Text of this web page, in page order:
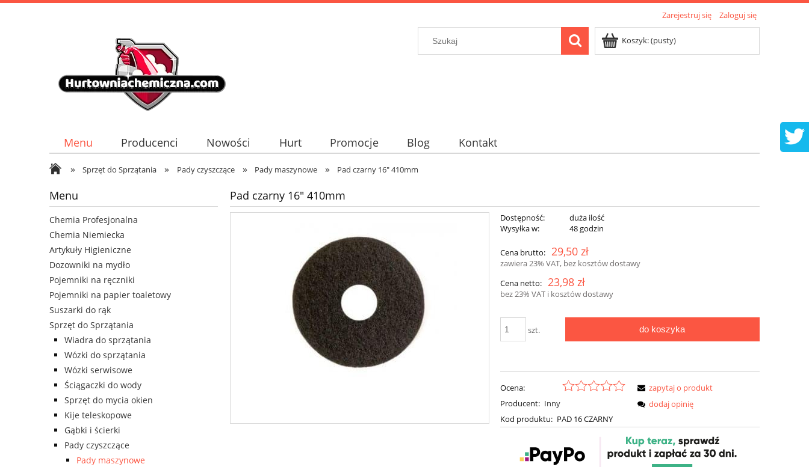
Zarejestruj się Zaloguj się
Koszyk:(pusty)
Menu Producenci Nowości Hurt Promocje Blog Kontakt
» Sprzęt do Sprzątania » Pady czyszczące » Pady maszynowe » Pad czarny 16" 410mm
Menu
Chemia Profesjonalna
Chemia Niemiecka
Artykuły Higieniczne
Dozowniki na mydło
Pojemniki na ręczniki
Pojemniki na papier toaletowy
Suszarki do rąk
Sprzęt do Sprzątania
Wiadra do sprzątania
Wózki do sprzątania
Wózki serwisowe
Ściągaczki do wody
Sprzęt do mycia okien
Kije teleskopowe
Gąbki i ścierki
Pady czyszczące
Pady maszynowe
Pad czarny 16" 410mm
Dostępność:
duża ilość
Wysyłka w:
48 godzin
Cena brutto: 29,50 zł
zawiera 23% VAT, bez kosztów dostawy
Cena netto: 23,98 zł
bez 23% VAT i kosztów dostawy
szt. do koszyka
Ocena:
Producent: Inny
Kod produktu: PAD 16 CZARNY
zapytaj o produkt
dodaj opinię